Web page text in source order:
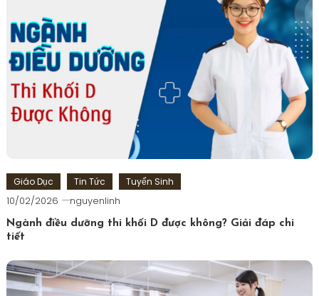
Giáo Dục Tin Tức Tuyển Sinh
10/02/2026 nguyenlinh
Ngành điều dưỡng thi khối D được không? Giải đáp chi
tiết